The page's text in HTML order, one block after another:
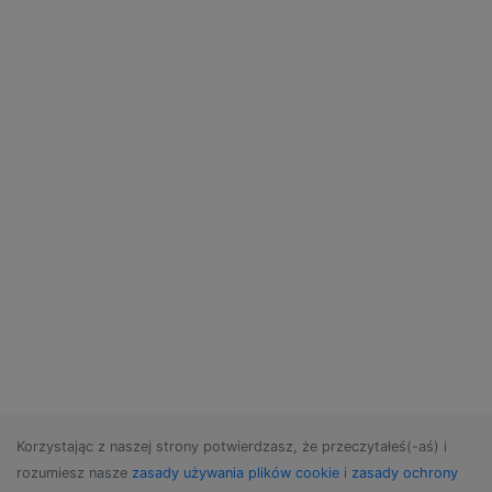
Korzystając z naszej strony potwierdzasz, że przeczytałeś(-aś) i
rozumiesz nasze zasady używania plików cookie i zasady ochrony